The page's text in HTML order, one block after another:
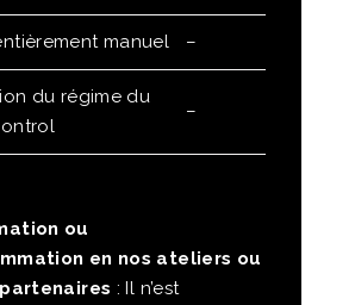
manuel –
du régime du
–
ou
en nos ateliers ou
: Il n’est